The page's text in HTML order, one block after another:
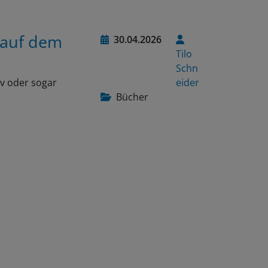
30.04.2026
Tilo
Schn
eider
Bücher
dem
oder sogar